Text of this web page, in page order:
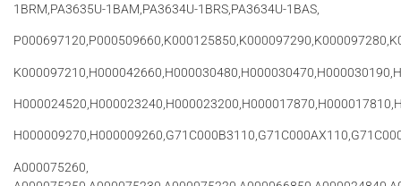
1BRM,PA3635U-1BAM,PA3634U-1BRS,PA3634U-1BAS,
A000075260,